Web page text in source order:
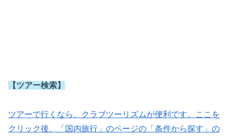
【ツアー検索】
ツアーで行くなら、クラブツーリズムが便利です。ここを
クリック後、「国内旅行」のページの「条件から探す」の